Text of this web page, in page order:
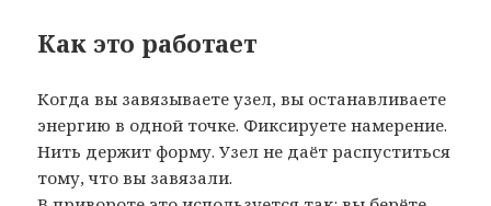
Как это работает
Когда вы завязываете узел, вы останавливаете
энергию в одной точке. Фиксируете намерение.
Нить держит форму. Узел не даёт распуститься
тому, что вы завязали.